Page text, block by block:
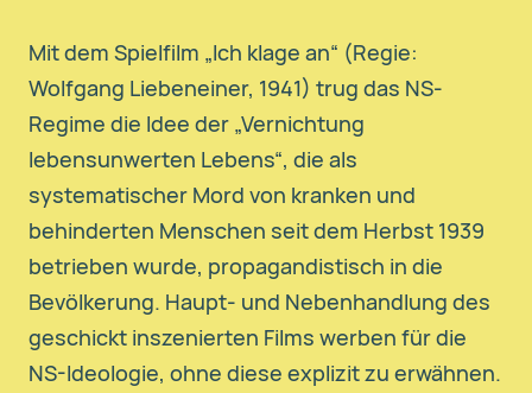
Mit dem Spielfilm „Ich klage an“ (Regie:
Wolfgang Liebeneiner, 1941) trug das NS-
Regime die Idee der „Vernichtung
lebensunwerten Lebens“, die als
systematischer Mord von kranken und
behinderten Menschen seit dem Herbst 1939
betrieben wurde, propagandistisch in die
Bevölkerung. Haupt- und Nebenhandlung des
geschickt inszenierten Films werben für die
NS-Ideologie, ohne diese explizit zu erwähnen.